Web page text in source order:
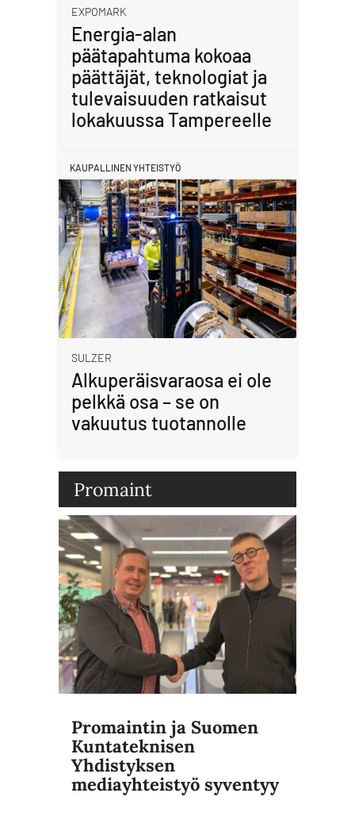
EXPOMARK
Energia-alan
päätapahtuma kokoaa
päättäjät, teknologiat ja
tulevaisuuden ratkaisut
lokakuussa Tampereelle
KAUPALLINEN YHTEISTYÖ
SULZER
Alkuperäisvaraosa ei ole
pelkkä osa – se on
vakuutus tuotannolle
Promaint
Promaintin ja Suomen
Kuntateknisen
Yhdistyksen
mediayhteistyö syventyy